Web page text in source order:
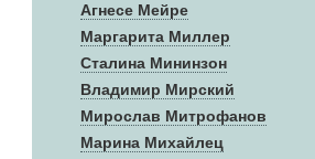
Агнесе Мейре
Маргарита Миллер
Сталина Мининзон
Владимир Мирский
Мирослав Митрофанов
Марина Михайлец